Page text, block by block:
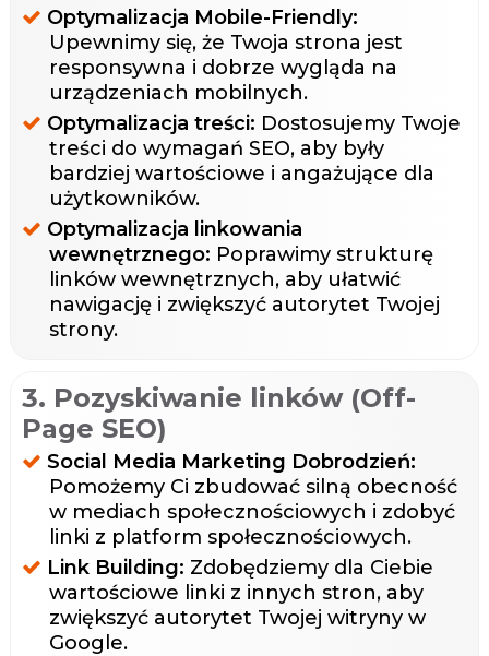
Optymalizacja Mobile-Friendly:
Upewnimy się, że Twoja strona jest
responsywna i dobrze wygląda na
urządzeniach mobilnych.
Optymalizacja treści: Dostosujemy Twoje
treści do wymagań SEO, aby były
bardziej wartościowe i angażujące dla
użytkowników.
Optymalizacja linkowania
wewnętrznego: Poprawimy strukturę
linków wewnętrznych, aby ułatwić
nawigację i zwiększyć autorytet Twojej
strony.
3. Pozyskiwanie linków (Off-
Page SEO)
Social Media Marketing Dobrodzień:
Pomożemy Ci zbudować silną obecność
w mediach społecznościowych i zdobyć
linki z platform społecznościowych.
Link Building: Zdobędziemy dla Ciebie
wartościowe linki z innych stron, aby
zwiększyć autorytet Twojej witryny w
Google.